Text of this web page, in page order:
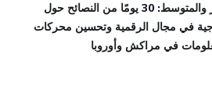
عزز مشروعك الصغير والمتوسط: 30 يومًا من النصائح حول
في مجال الرقمية وتحسين محركات
في مراكش وأوروبا